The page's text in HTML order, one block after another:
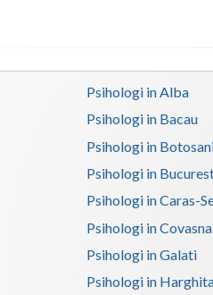
Psihologi in Alba
Psihologi in Bacau
Psihologi in
Psihologi in
Psihologi in Caras-
Psihologi in Covasna
Psihologi in Galati
Psihologi in